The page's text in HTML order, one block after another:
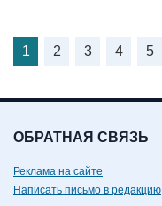
1 2 3 4 5
ОБРАТНАЯ СВЯЗЬ
Реклама на сайте
Написать письмо в редакцию